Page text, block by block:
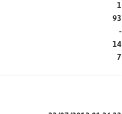
1
93
-
14
7